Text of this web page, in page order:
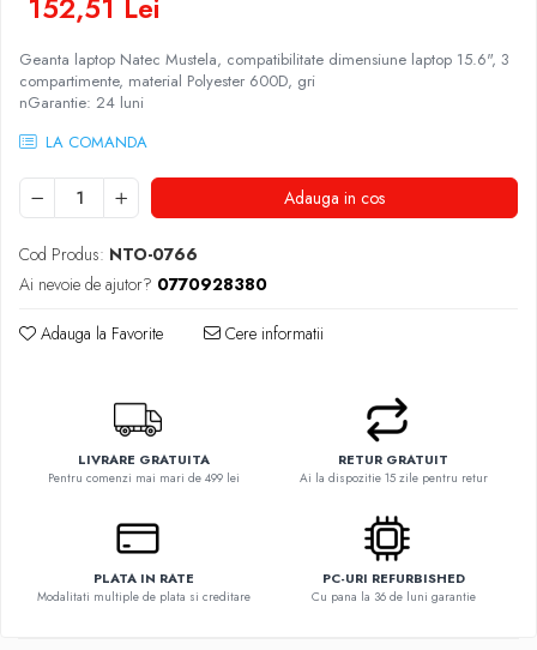
Genti Laptop
Incarcatoare laptop refurbished
Standuri și Coolere Laptop
Alte accesorii
Surse PC
Carcase
Ventilatoare carcasa
Componente Renew/Refurbished
Placi de baza REFURBISHED
Procesoare
Placi VIDEO
Calculatoare All-in-One RENEW
152,51 Lei
Geanta laptop Natec Mustela, compatibilitate dimensiune laptop 15.6", 3
compartimente, material Polyester 600D, gri
nGarantie: 24 luni
LA COMANDA
Adauga in cos
Cod Produs: NTO-0766
Ai nevoie de ajutor? 0770928380
Adauga la Favorite Cere informatii
LIVRARE GRATUITA
Pentru comenzi mai mari de 499 lei
RETUR GRATUIT
Ai la dispozitie 15 zile pentru retur
PLATA IN RATE
Modalitati multiple de plata si creditare
PC-URI REFURBISHED
Cu pana la 36 de luni garantie